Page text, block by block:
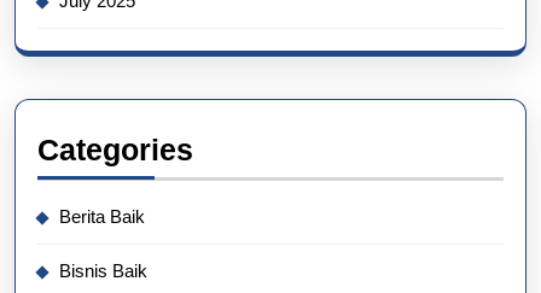
Categories
Berita Baik
Bisnis Baik